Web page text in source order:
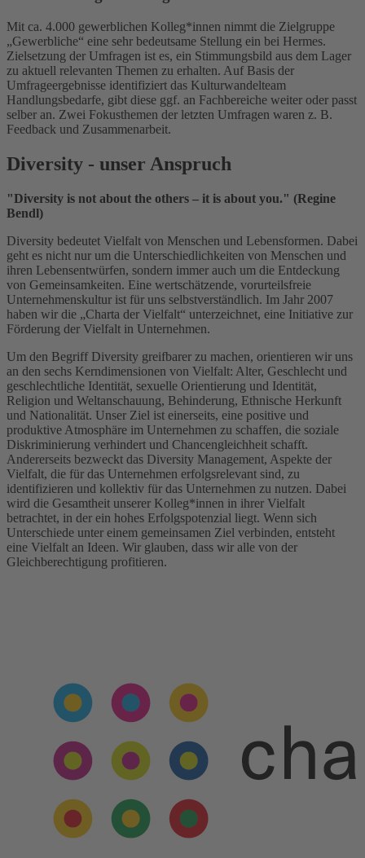
Mit ca. 4.000 gewerblichen Kolleg*innen nimmt die Zielgruppe
„Gewerbliche“ eine sehr bedeutsame Stellung ein bei Hermes.
Zielsetzung der Umfragen ist es, ein Stimmungsbild aus dem Lager
zu aktuell relevanten Themen zu erhalten. Auf Basis der
Umfrageergebnisse identifiziert das Kulturwandelteam
Handlungsbedarfe, gibt diese ggf. an Fachbereiche weiter oder passt
selber an. Zwei Fokusthemen der letzten Umfragen waren z. B.
Feedback und Zusammenarbeit.
Diversity - unser Anspruch
"Diversity is not about the others – it is about you." (Regine
Bendl)
Diversity bedeutet Vielfalt von Menschen und Lebensformen. Dabei
geht es nicht nur um die Unterschiedlichkeiten von Menschen und
ihren Lebensentwürfen, sondern immer auch um die Entdeckung
von Gemeinsamkeiten. Eine wertschätzende, vorurteilsfreie
Unternehmenskultur ist für uns selbstverständlich. Im Jahr 2007
haben wir die „Charta der Vielfalt“ unterzeichnet, eine Initiative zur
Förderung der Vielfalt in Unternehmen.
Um den Begriff Diversity greifbarer zu machen, orientieren wir uns
an den sechs Kerndimensionen von Vielfalt: Alter, Geschlecht und
geschlechtliche Identität, sexuelle Orientierung und Identität,
Religion und Weltanschauung, Behinderung, Ethnische Herkunft
und Nationalität. Unser Ziel ist einerseits, eine positive und
produktive Atmosphäre im Unternehmen zu schaffen, die soziale
Diskriminierung verhindert und Chancengleichheit schafft.
Andererseits bezweckt das Diversity Management, Aspekte der
Vielfalt, die für das Unternehmen erfolgsrelevant sind, zu
identifizieren und kollektiv für das Unternehmen zu nutzen. Dabei
wird die Gesamtheit unserer Kolleg*innen in ihrer Vielfalt
betrachtet, in der ein hohes Erfolgspotenzial liegt. Wenn sich
Unterschiede unter einem gemeinsamen Ziel verbinden, entsteht
eine Vielfalt an Ideen. Wir glauben, dass wir alle von der
Gleichberechtigung profitieren.